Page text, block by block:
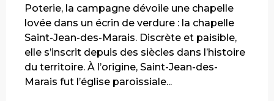
Poterie, la campagne dévoile une chapelle
lovée dans un écrin de verdure : la chapelle
Saint-Jean-des-Marais. Discrète et paisible,
elle s’inscrit depuis des siècles dans l’histoire
du territoire. À l’origine, Saint-Jean-des-
Marais fut l’église paroissiale...